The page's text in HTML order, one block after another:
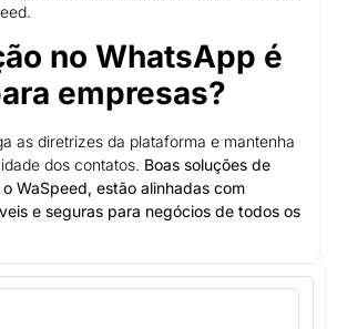
no WhatsApp é
empresas?
as diretrizes da plataforma e mantenha
dos contatos. Boas soluções de
WaSpeed, estão alinhadas com
e seguras para negócios de todos os